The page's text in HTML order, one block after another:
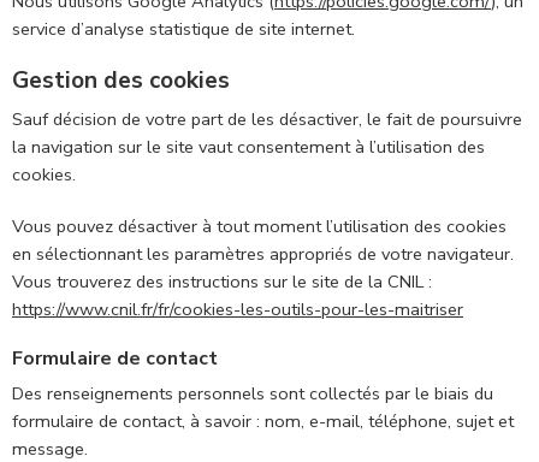
service d’analyse statistique de site internet.
Gestion des cookies
Sauf décision de votre part de les désactiver, le fait de poursuivre
la navigation sur le site vaut consentement à l’utilisation des
cookies.
Vous pouvez désactiver à tout moment l’utilisation des cookies
en sélectionnant les paramètres appropriés de votre navigateur.
Vous trouverez des instructions sur le site de la CNIL :
https://www.cnil.fr/fr/cookies-les-outils-pour-les-maitriser
Formulaire de contact
Des renseignements personnels sont collectés par le biais du
formulaire de contact, à savoir : nom, e-mail, téléphone, sujet et
message.